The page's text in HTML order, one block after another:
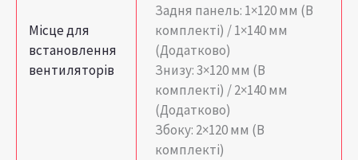
Місце для
встановлення
вентиляторів
Задня панель: 1×120 мм (В
комплекті) / 1×140 мм
(Додатково)
Знизу: 3×120 мм (В
комплекті) / 2×140 мм
(Додатково)
Збоку: 2×120 мм (В
комплекті)